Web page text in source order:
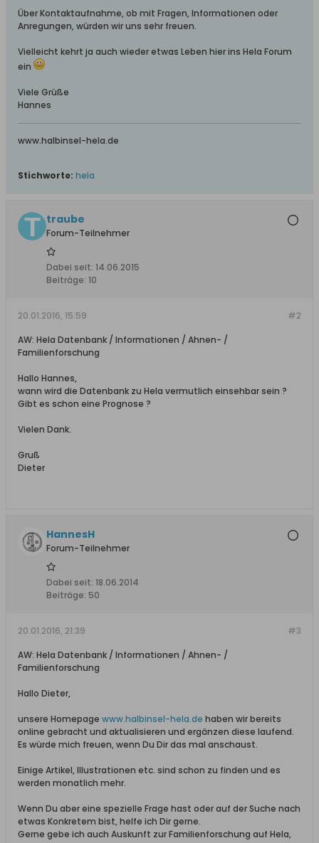
Über Kontaktaufnahme, ob mit Fragen, Informationen oder
Anregungen, würden wir uns sehr freuen.
Vielleicht kehrt ja auch wieder etwas Leben hier ins Hela Forum
ein
Viele Grüße
Hannes
www.halbinsel-hela.de
Stichworte: hela
traube
Forum-Teilnehmer
Dabei seit: 14.06.2015
Beiträge: 10
#2
20.01.2016, 15:59
AW: Hela Datenbank / Informationen / Ahnen- /
Familienforschung
Hallo Hannes,
wann wird die Datenbank zu Hela vermutlich einsehbar sein ?
Gibt es schon eine Prognose ?
Vielen Dank.
Gruß
Dieter
HannesH
Forum-Teilnehmer
Dabei seit: 18.06.2014
Beiträge: 50
#3
20.01.2016, 21:39
AW: Hela Datenbank / Informationen / Ahnen- /
Familienforschung
Hallo Dieter,
unsere Homepage www.halbinsel-hela.de haben wir bereits
online gebracht und aktualisieren und ergänzen diese laufend.
Es würde mich freuen, wenn Du Dir das mal anschaust.
Einige Artikel, Illustrationen etc. sind schon zu finden und es
werden monatlich mehr.
Wenn Du aber eine spezielle Frage hast oder auf der Suche nach
etwas Konkretem bist, helfe ich Dir gerne.
Gerne gebe ich auch Auskunft zur Familienforschung auf Hela,